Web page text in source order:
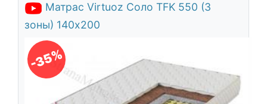
Матрас Virtuoz Соло TFK 550 (3
зоны) 140х200
-35%